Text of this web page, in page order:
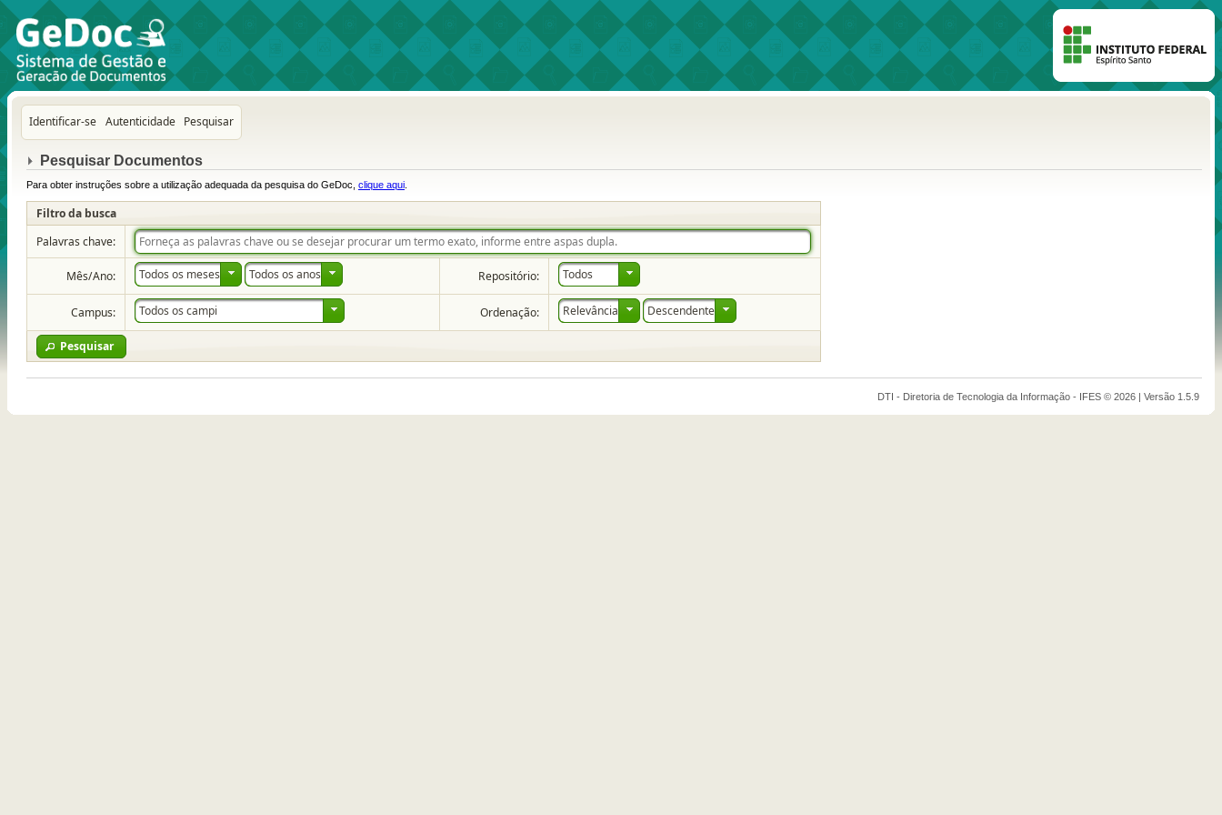
Identificar-se Autenticidade Pesquisar
Pesquisar Documentos
Para obter instruções sobre a utilização adequada da pesquisa do GeDoc, clique aqui.
Filtro da busca
Pesquisar
Palavras chave:
Mês/Ano: Todos os meses Todos os anos Repositório: Todos
Campus: Todos os campi Ordenação: Relevância Descendente
DTI - Diretoria de Tecnologia da Informação - IFES © 2026 | Versão 1.5.9